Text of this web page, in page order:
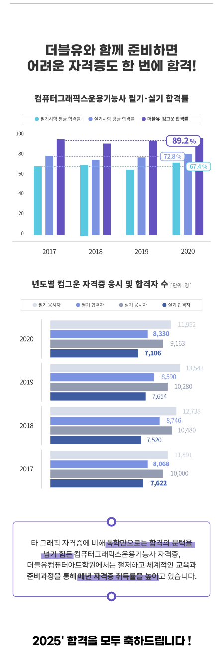
2025' 합격을 모두 축하드립니다 !